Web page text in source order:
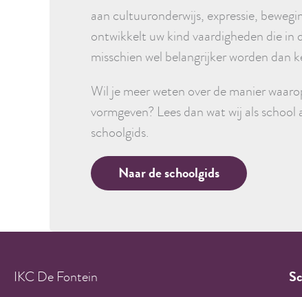
aan cultuuronderwijs, expressie,
ontwikkelt uw kind vaardigheden die in
misschien wel belangrijker worden dan
Wil je meer weten over de manier
vormgeven? Lees dan wat wij als
schoolgids.
Naar de schoolgids
IKC De Fontein